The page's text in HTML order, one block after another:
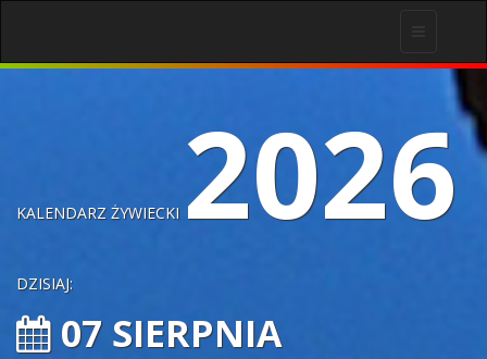
KALENDARZ ŻYWIECKI 2026
DZISIAJ:
07 SIERPNIA